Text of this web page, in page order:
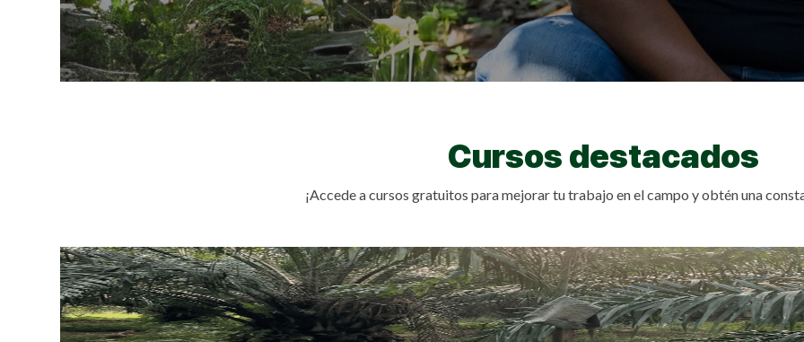
Cursos destacados
¡Accede a cursos gratuitos para mejorar tu trabajo en el campo y obtén una